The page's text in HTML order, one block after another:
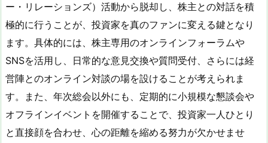
ー・リレーションズ）活動から脱却し、株主との対話を積
極的に行うことが、投資家を真のファンに変える鍵となり
ます。具体的には、株主専用のオンラインフォーラムや
SNSを活用し、日常的な意見交換や質問受付、さらには経
営陣とのオンライン対談の場を設けることが考えられま
す。また、年次総会以外にも、定期的に小規模な懇談会や
オフラインイベントを開催することで、投資家一人ひとり
と直接顔を合わせ、心の距離を縮める努力が欠かせませ